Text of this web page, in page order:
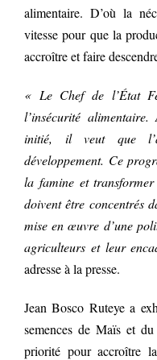
alimentaire. D’où la
vitesse pour que la
accroître et faire
« Le Chef de l’État
l’insécurité
initié, il veut que
développement. Ce
la famine et
doivent être concentrés
mise en œuvre d’une
agriculteurs et leur
adresse à la presse.
Jean Bosco Ruteye a
semences de Maïs et
priorité pour accroître